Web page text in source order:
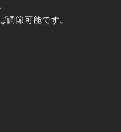
調節可能です。